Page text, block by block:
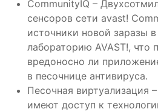
CommunityIQ –
сенсоров сети avast!
источники новой заразы
лабораторию AVAST!, что
вредоносно ли
в песочнице антивируса.
Песочная виртуализация
имеют доступ к